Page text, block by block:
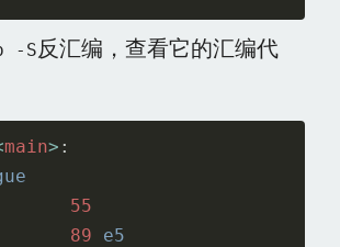
-S 反汇编，查看它的汇编代
main> :
55
89 e5